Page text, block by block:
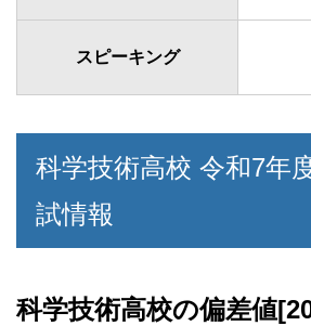
スピーキング
科学技術高校 令和7年
試情報
科学技術高校の偏差値